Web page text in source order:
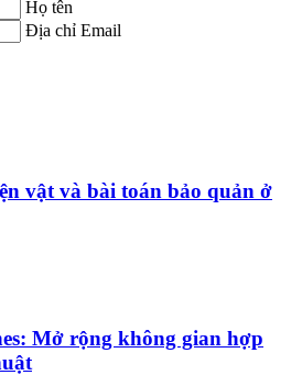
Họ tên
Địa chỉ Email
vật và bài toán bảo quản ở
Mở rộng không gian hợp